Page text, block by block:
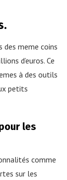
des meme coins
d’euros. Ce
à des outils
petits
les
comme
sur les